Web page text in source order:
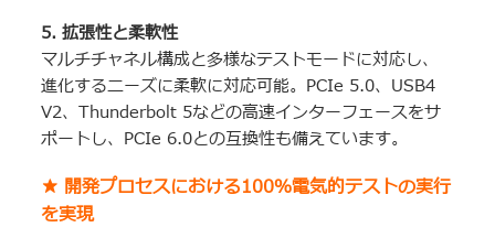
5. 拡張性と柔軟性
マルチチャネル構成と多様なテストモードに対応し、
進化するニーズに柔軟に対応可能。PCIe 5.0、USB4
V2、Thunderbolt 5などの高速インターフェースをサ
ポートし、PCIe 6.0との互換性も備えています。
★ 開発プロセスにおける100％電気的テストの実行
を実現